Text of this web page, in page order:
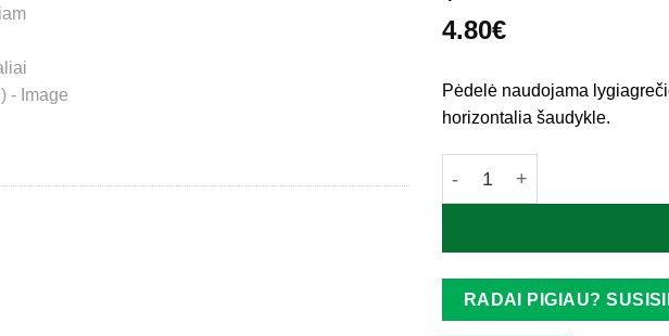
4.80€
Pėdelė naudojama
horizontalia šaudykle.
RADAI PIGIAU?